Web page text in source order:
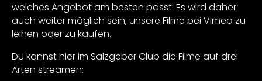
welches Angebot am besten passt. Es wird daher
auch weiter möglich sein, unsere Filme bei Vimeo zu
leihen oder zu kaufen.
Du kannst hier im Salzgeber Club die Filme auf drei
Arten streamen: